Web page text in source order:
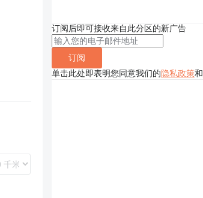
订阅后即可接收来自此分区的新广告
订阅
单击此处即表明您同意我们的隐私政策和